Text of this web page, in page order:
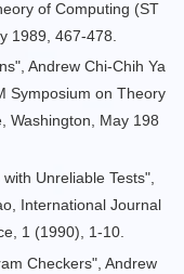
of Computing (ST
1989, 467-478.
", Andrew Chi-Chih Ya
Symposium on Theory
Washington, May 198
Unreliable Tests",
International Journal
1 (1990), 1-10.
Checkers", Andrew